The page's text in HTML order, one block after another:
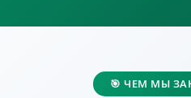
🎯 ЧЕМ МЫ